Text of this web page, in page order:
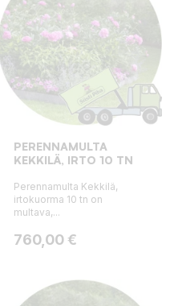
PERENNAMULTA
KEKKILÄ, IRTO 10 TN
Perennamulta Kekkilä,
irtokuorma 10 tn on
multava,...
Hinta
760,00 €